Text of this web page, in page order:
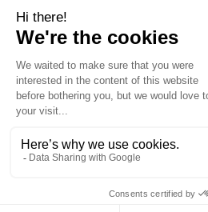
LANGUES
Français
English
2026Swiftask. Tous